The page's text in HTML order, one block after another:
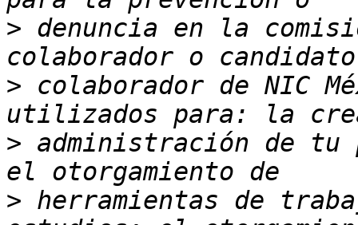
> denuncia en la
> colaborador de NIC
> administración de
> herramientas de